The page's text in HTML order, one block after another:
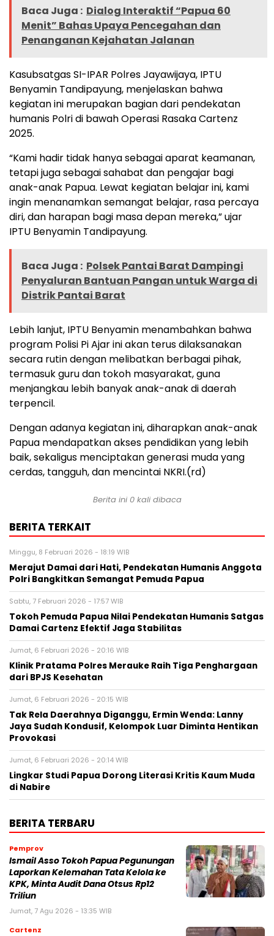
Baca Juga : Dialog Interaktif “Papua 60
Menit” Bahas Upaya Pencegahan dan
Penanganan Kejahatan Jalanan
Kasubsatgas SI-IPAR Polres Jayawijaya, IPTU
Benyamin Tandipayung, menjelaskan bahwa
kegiatan ini merupakan bagian dari pendekatan
humanis Polri di bawah Operasi Rasaka Cartenz
2025.
“Kami hadir tidak hanya sebagai aparat keamanan,
tetapi juga sebagai sahabat dan pengajar bagi
anak-anak Papua. Lewat kegiatan belajar ini, kami
ingin menanamkan semangat belajar, rasa percaya
diri, dan harapan bagi masa depan mereka,” ujar
IPTU Benyamin Tandipayung.
Baca Juga : Polsek Pantai Barat Dampingi
Penyaluran Bantuan Pangan untuk Warga di
Distrik Pantai Barat
Lebih lanjut, IPTU Benyamin menambahkan bahwa
program Polisi Pi Ajar ini akan terus dilaksanakan
secara rutin dengan melibatkan berbagai pihak,
termasuk guru dan tokoh masyarakat, guna
menjangkau lebih banyak anak-anak di daerah
terpencil.
Dengan adanya kegiatan ini, diharapkan anak-anak
Papua mendapatkan akses pendidikan yang lebih
baik, sekaligus menciptakan generasi muda yang
cerdas, tangguh, dan mencintai NKRI.(rd)
Berita ini 0 kali dibaca
BERITA TERKAIT
Minggu, 8 Februari 2026 - 18:19 WIB
Merajut Damai dari Hati, Pendekatan Humanis Anggota
Polri Bangkitkan Semangat Pemuda Papua
Sabtu, 7 Februari 2026 - 17:57 WIB
Tokoh Pemuda Papua Nilai Pendekatan Humanis Satgas
Damai Cartenz Efektif Jaga Stabilitas
Jumat, 6 Februari 2026 - 20:16 WIB
Klinik Pratama Polres Merauke Raih Tiga Penghargaan
dari BPJS Kesehatan
Jumat, 6 Februari 2026 - 20:15 WIB
Tak Rela Daerahnya Diganggu, Ermin Wenda: Lanny
Jaya Sudah Kondusif, Kelompok Luar Diminta Hentikan
Provokasi
Jumat, 6 Februari 2026 - 20:14 WIB
Lingkar Studi Papua Dorong Literasi Kritis Kaum Muda
di Nabire
BERITA TERBARU
Pemprov
Ismail Asso Tokoh Papua Pegunungan
Laporkan Kelemahan Tata Kelola ke
KPK, Minta Audit Dana Otsus Rp12
Triliun
Jumat, 7 Agu 2026 - 13:35 WIB
Cartenz